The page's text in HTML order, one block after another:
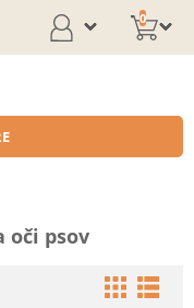
0
oči psov